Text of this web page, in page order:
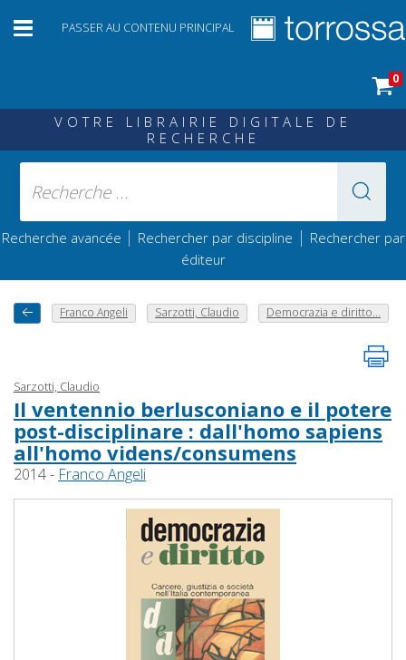
PASSER AU CONTENU PRINCIPAL
0
VOTRE LIBRAIRIE DIGITALE DE
RECHERCHE
Recherche avancée | Rechercher par discipline | Rechercher par
éditeur
Franco Angeli Sarzotti, Claudio Democrazia e diritto...
Sarzotti, Claudio
Il ventennio berlusconiano e il potere
post-disciplinare : dall'homo sapiens
all'homo videns/consumens
2014 - Franco Angeli